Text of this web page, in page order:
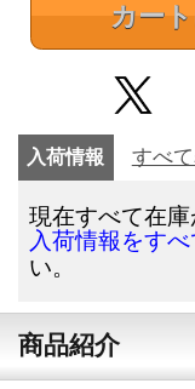
カー
入荷情報 すべ
現在すべて在庫
入荷情報をす
い。
商品紹介